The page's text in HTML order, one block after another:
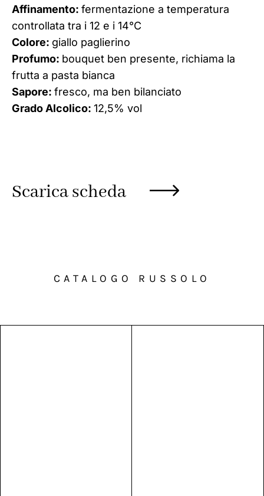
Affinamento: fermentazione a temperatura
controllata tra i 12 e i 14°C
Colore: giallo paglierino
Profumo: bouquet ben presente, richiama la
frutta a pasta bianca
Sapore: fresco, ma ben bilanciato
Grado Alcolico: 12,5% vol
Scarica scheda
CATALOGO RUSSOLO